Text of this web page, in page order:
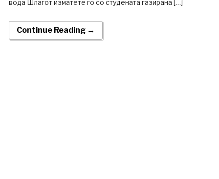
вода Шлагот изматете го со студената газирана […]
Continue Reading →